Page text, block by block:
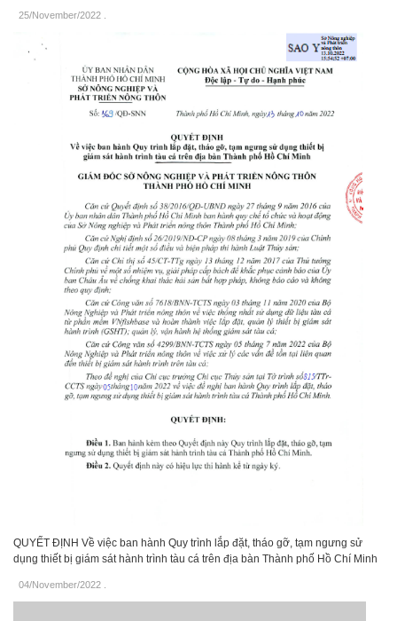
25/November/2022
QUYẾT ĐỊNH Về việc ban hành Quy trình lắp đặt, tháo gỡ, tạm ngưng sử
dụng thiết bị giám sát hành trình tàu cá trên địa bàn Thành phố Hồ Chí Minh
04/November/2022